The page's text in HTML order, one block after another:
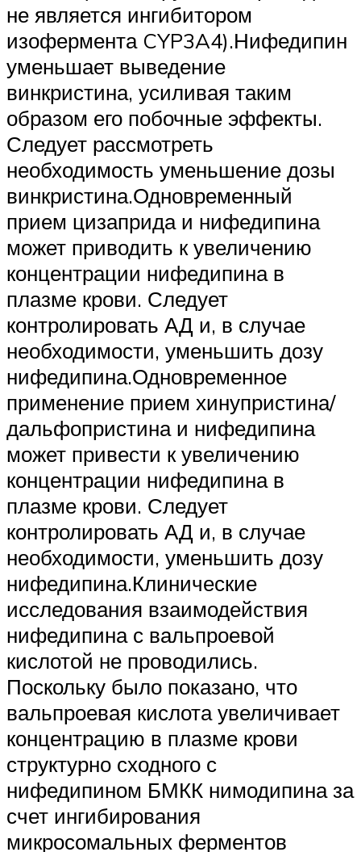
не является ингибитором
изофермента CYP3A4).Нифедипин
уменьшает выведение
винкристина, усиливая таким
образом его побочные эффекты.
Следует рассмотреть
необходимость уменьшение дозы
винкристина.Одновременный
прием цизаприда и нифедипина
может приводить к увеличению
концентрации нифедипина в
плазме крови. Следует
контролировать АД и, в случае
необходимости, уменьшить дозу
нифедипина.Одновременное
применение прием хинупристина/
дальфопристина и нифедипина
может привести к увеличению
концентрации нифедипина в
плазме крови. Следует
контролировать АД и, в случае
необходимости, уменьшить дозу
нифедипина.Клинические
исследования взаимодействия
нифедипина с вальпроевой
кислотой не проводились.
Поскольку было показано, что
вальпроевая кислота увеличивает
концентрацию в плазме крови
структурно сходного с
нифедипином БМКК нимодипина за
счет ингибирования
микросомальных ферментов